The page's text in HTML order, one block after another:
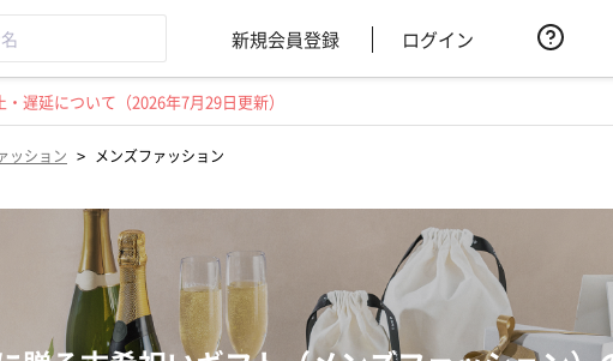
新規会員登録 ログイン
遅延について（2026年7月29日更新）
ッション > メンズファッション